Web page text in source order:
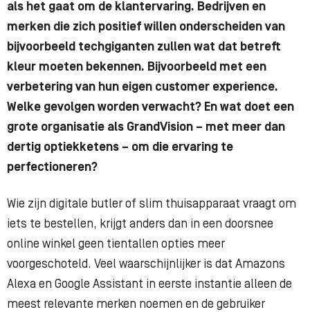
als het gaat om de klantervaring. Bedrijven en
merken die zich positief willen onderscheiden van
bijvoorbeeld techgiganten zullen wat dat betreft
kleur moeten bekennen. Bijvoorbeeld met een
verbetering van hun eigen customer experience.
Welke gevolgen worden verwacht? En wat doet een
grote organisatie als GrandVision – met meer dan
dertig optiekketens – om die ervaring te
perfectioneren?
Wie zijn digitale butler of slim thuisapparaat vraagt om
iets te bestellen, krijgt anders dan in een doorsnee
online winkel geen tientallen opties meer
voorgeschoteld. Veel waarschijnlijker is dat Amazons
Alexa en Google Assistant in eerste instantie alleen de
meest relevante merken noemen en de gebruiker